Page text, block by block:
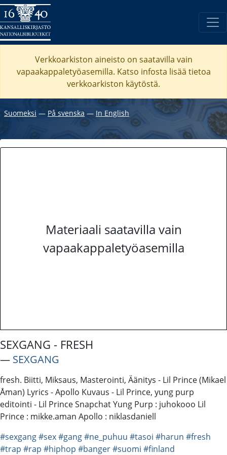
Verkkoarkiston aineisto on saatavilla vain
vapaakappaletyöasemilla. Katso infosta lisää tietoa
verkkoarkiston käytöstä.
Suomeksi ― På svenska ― In English
Materiaali saatavilla vain
vapaakappaletyöasemilla
SEXGANG - FRESH
― SEXGANG
fresh. Biitti, Miksaus, Masterointi, Äänitys - Lil Prince (Mikael
Åman) Lyrics - Apollo Kuvaus - Lil Prince, yung purp
editointi - Lil Prince Snapchat Yung Purp : juhokooo Lil
Prince : mikke.aman Apollo : niklasdaniell
#sexgang#sex#gang#ne_puhuu #tasoi #harun #fresh
#trap #rap #hiphop #banger#suomi #finland